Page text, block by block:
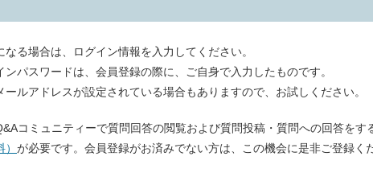
る場合は、ログイン情報を入力してください。
パスワードは、会員登録の際に、ご自身で入力したものです。
ルアドレスが設定されている場合もありますので、お試しください。
コミュニティーで質問回答の閲覧および質問投稿・質問への回答をす
が必要です。会員登録がお済みでない方は、この機会に是非ご登録く